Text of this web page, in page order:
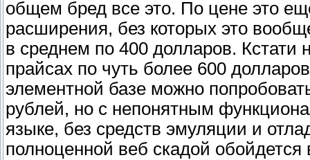
общем бред все это. По цене это
расширения, без которых это
в среднем по 400 долларов.
прайсах по чуть более 600
элементной базе можно
рублей, но с непонятным
языке, без средств эмуляции и
полноценной веб скадой